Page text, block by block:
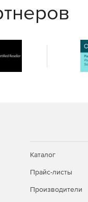
Каталог
Прайс-листы
Производители